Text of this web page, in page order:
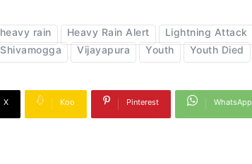
heavy rain Heavy Rain Alert Lightning Attack
Shivamogga
Vijayapura Youth Youth Died
X Koo Pinterest WhatsApp